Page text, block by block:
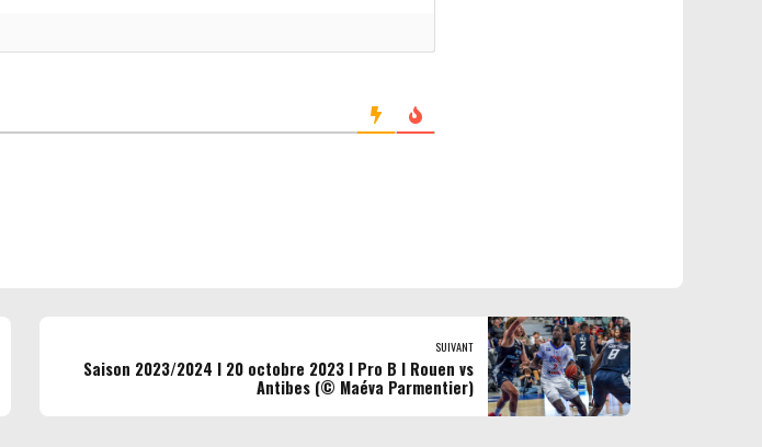
SUIVANT
Saison 2023/2024 I 20 octobre 2023 l Pro B l Rouen vs
Antibes (© Maéva Parmentier)